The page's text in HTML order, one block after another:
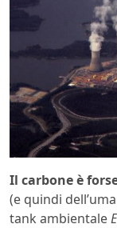
Il carbone è
(e quindi
tank ambientale